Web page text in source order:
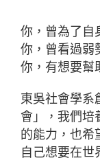
你，曾為了自
你，曾看過弱
你，有想要幫
東吳社會學系
會」，我們培
的能力，也希
自己想要在世